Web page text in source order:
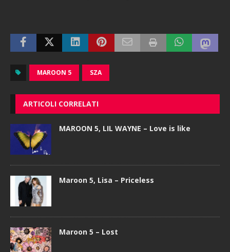
MAROON 5 SZA
ARTICOLI CORRELATI
MAROON 5, LIL WAYNE – Love is like
Maroon 5, Lisa – Priceless
Maroon 5 – Lost